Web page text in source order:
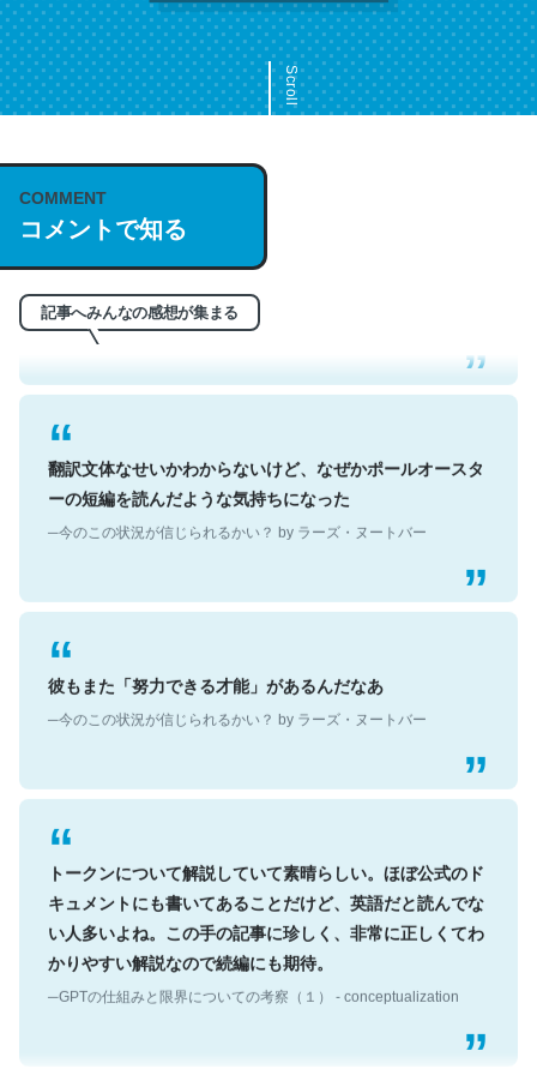
Scroll
COMMENT
コメントで知る
記事へみんなの感想が集まる
これは名文。彼はとてもクレバーなんだろうなと凄く思
う。英語少しでも読める人は原文もお勧め。自分はこの流
れ好き。Let’s Fucking Go. Then Covid hit. Shit.
─今のこの状況が信じられるかい？ by ラーズ・ヌートバー
翻訳文体なせいかわからないけど、なぜかポールオースタ
ーの短編を読んだような気持ちになった
彼もまた「努力できる才能」があるんだなあ
トークンについて解説していて素晴らしい。ほぼ公式のド
キュメントにも書いてあることだけど、英語だと読んでな
い人多いよね。この手の記事に珍しく、非常に正しくてわ
かりやすい解説なので続編にも期待。